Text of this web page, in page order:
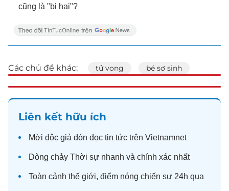
cũng là "bị hại"?
Các chủ đề khác: tử vong bé sơ sinh
Liên kết hữu ích
Mời độc giả đón đọc tin tức trên Vietnamnet
Dòng chảy Thời sự nhanh và chính xác nhất
Toàn cảnh thế giới, điểm nóng chiến sự 24h qua